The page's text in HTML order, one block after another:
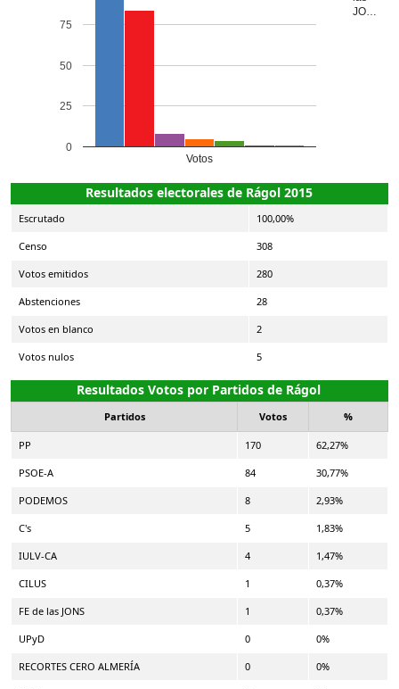
JO…
Votos
0
25
50
75
Resultados electorales de Rágol 2015
Escrutado 100,00%
Censo 308
Votos emitidos 280
Abstenciones 28
Votos en blanco 2
Votos nulos 5
Resultados Votos por Partidos de Rágol
Partidos Votos %
PP 170 62,27%
PSOE-A 84 30,77%
PODEMOS 8 2,93%
C's 5 1,83%
IULV-CA 4 1,47%
CILUS 1 0,37%
FE de las JONS 1 0,37%
UPyD 0 0%
RECORTES CERO ALMERÍA 0 0%